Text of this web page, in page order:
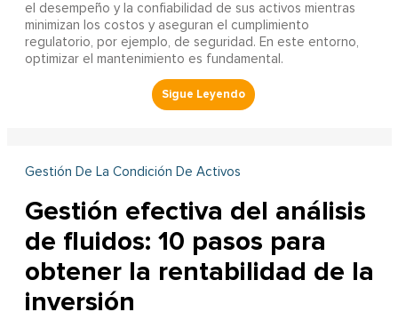
el desempeño y la confiabilidad de sus activos mientras
minimizan los costos y aseguran el cumplimiento
regulatorio, por ejemplo, de seguridad. En este entorno,
optimizar el mantenimiento es fundamental.
Gestión De La Condición De Activos
Gestión efectiva del análisis
de fluidos: 10 pasos para
obtener la rentabilidad de la
inversión